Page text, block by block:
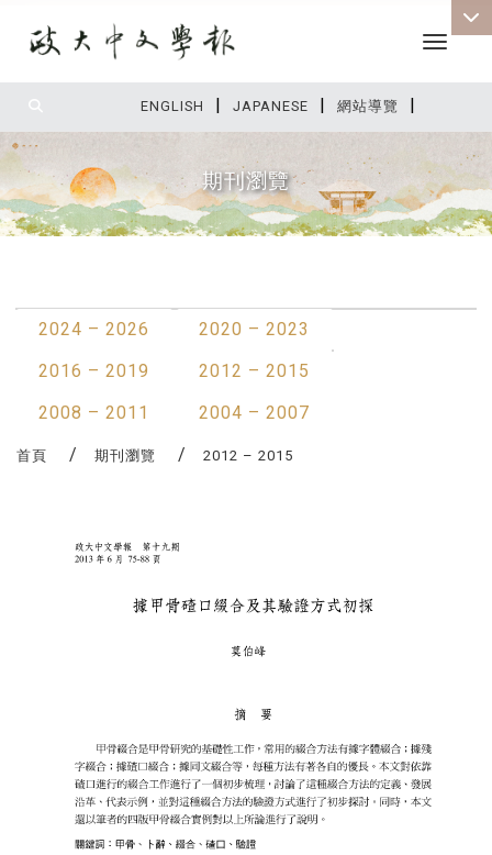
ENGLISH | JAPANESE | 網站導覽 |
Toggle
期刊瀏覽
2024 – 2026
2020 – 2023
2016 – 2019
2012 – 2015
2008 – 2011
2004 – 2007
首頁 期刊瀏覽 2012 – 2015